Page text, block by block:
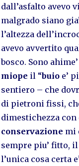
dall’asfalto avevo
malgrado siano
l’altezza
avevo avvertito
bosco. Sono
miope il “buioe’
sentiero – che
di pietroni fissi,
dimestichezza con
conservazione mi
sempre piu’ fitto,
l’unica cosa certa